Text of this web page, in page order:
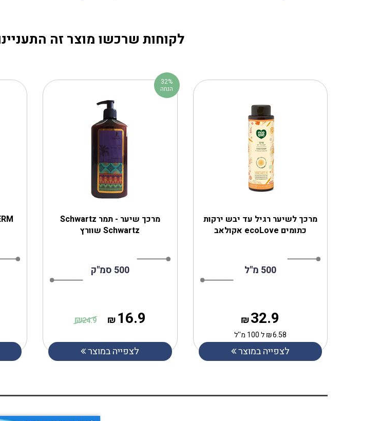
לקוחות שרכשו מוצר זה
מרכך שיער - תמר Schwartz
Schwartz שוורץ
500 סמ"ק
16.9
₪
24.9
₪
לצפייה במוצר
32%
הנחה
‎מרכך לשיער רגיל עד יבש ירקות
כתומים ecoLove אקולאב
500 מ"ל
32.9
₪
6.58
₪ל 100 מ''ל
לצפייה במוצר